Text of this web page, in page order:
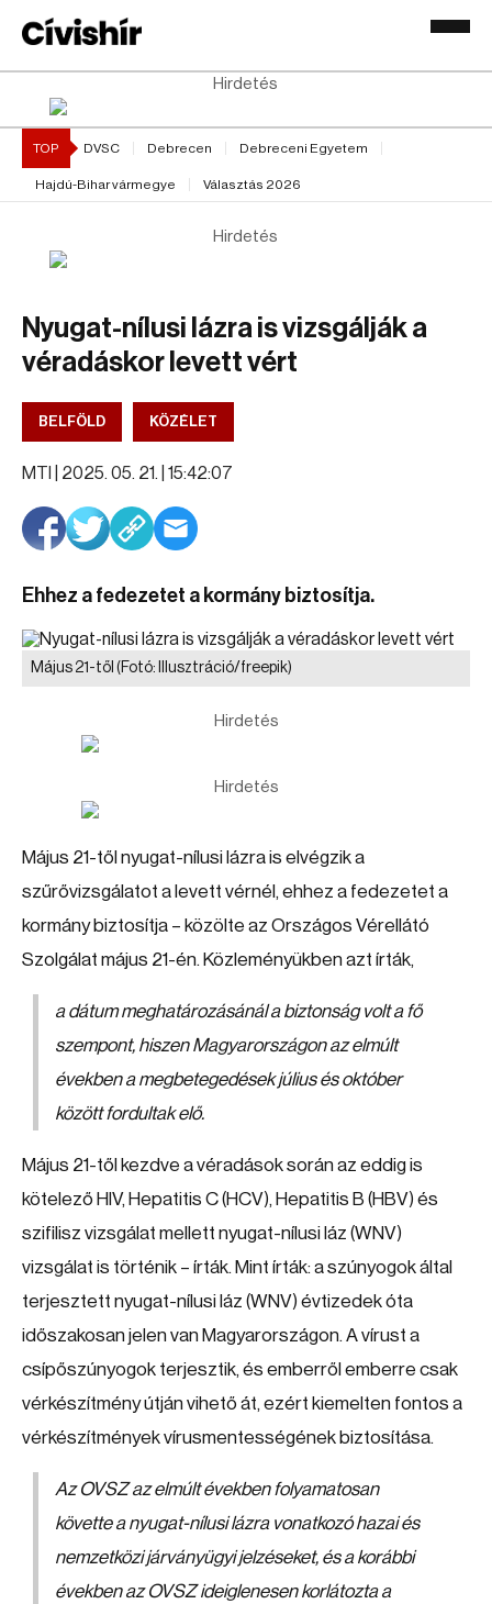
Hirdetés
TOP DVSC Debrecen Debreceni Egyetem
Hajdú-Bihar vármegye Választás 2026
Hirdetés
Nyugat-nílusi lázra is vizsgálják a
véradáskor levett vért
BELFÖLD KÖZÉLET
MTI | 2025. 05. 21. | 15:42:07
Ehhez a fedezetet a kormány biztosítja.
Május 21-től (Fotó: Illusztráció/freepik)
Hirdetés
Hirdetés
Május 21-től nyugat-nílusi lázra is elvégzik a
szűrővizsgálatot a levett vérnél, ehhez a fedezetet a
kormány biztosítja – közölte az Országos Vérellátó
Szolgálat május 21-én. Közleményükben azt írták,
a dátum meghatározásánál a biztonság volt a fő
szempont, hiszen Magyarországon az elmúlt
években a megbetegedések július és október
között fordultak elő.
Május 21-től kezdve a véradások során az eddig is
kötelező HIV, Hepatitis C (HCV), Hepatitis B (HBV) és
szifilisz vizsgálat mellett nyugat-nílusi láz (WNV)
vizsgálat is történik – írták. Mint írták: a szúnyogok által
terjesztett nyugat-nílusi láz (WNV) évtizedek óta
időszakosan jelen van Magyarországon. A vírust a
csípőszúnyogok terjesztik, és emberről emberre csak
vérkészítmény útján vihető át, ezért kiemelten fontos a
vérkészítmények vírusmentességének biztosítása.
Az OVSZ az elmúlt években folyamatosan
követte a nyugat-nílusi lázra vonatkozó hazai és
nemzetközi járványügyi jelzéseket, és a korábbi
években az OVSZ ideiglenesen korlátozta a